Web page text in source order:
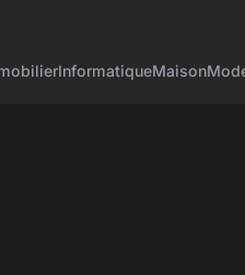
InformatiqueMaison